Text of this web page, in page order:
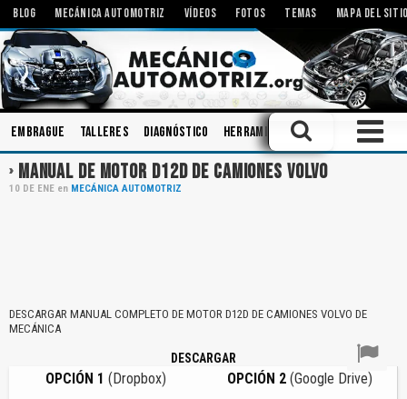
BLOG MECÁNICA AUTOMOTRIZ VÍDEOS FOTOS TEMAS MAPA DEL
Embrague Talleres Diagnóstico Herramientas
MANUAL DE MOTOR D12D DE CAMIONES VOLVO
10 DE ENE en MECÁNICA AUTOMOTRIZ
DESCARGAR MANUAL COMPLETO DE MOTOR D12D DE CAMIONES VOLVO DE
MECÁNICA
DESCARGAR
OPCIÓN 1 (Dropbox) OPCIÓN 2 (Google Drive)